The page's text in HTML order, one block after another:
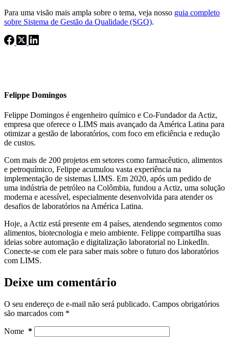
Para uma visão mais ampla sobre o tema, veja nosso guia completo
sobre Sistema de Gestão da Qualidade (SGQ).
Felippe Domingos
Felippe Domingos é engenheiro químico e Co-Fundador da Actiz,
empresa que oferece o LIMS mais avançado da América Latina para
otimizar a gestão de laboratórios, com foco em eficiência e redução
de custos.
Com mais de 200 projetos em setores como farmacêutico, alimentos
e petroquímico, Felippe acumulou vasta experiência na
implementação de sistemas LIMS. Em 2020, após um pedido de
uma indústria de petróleo na Colômbia, fundou a Actiz, uma solução
moderna e acessível, especialmente desenvolvida para atender os
desafios de laboratórios na América Latina.
Hoje, a Actiz está presente em 4 países, atendendo segmentos como
alimentos, biotecnologia e meio ambiente. Felippe compartilha suas
ideias sobre automação e digitalização laboratorial no LinkedIn.
Conecte-se com ele para saber mais sobre o futuro dos laboratórios
com LIMS.
Deixe um comentário
O seu endereço de e-mail não será publicado. Campos obrigatórios
são marcados com *
Nome *